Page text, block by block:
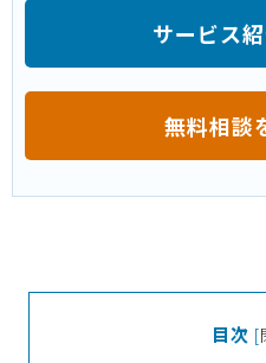
サービス
無料相談
目次 [